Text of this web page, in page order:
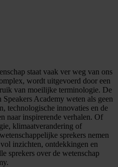
staat vaak ver weg van ons
wordt uitgevoerd door een
van moeilijke terminologie. De
Academy weten als geen
technologische innovaties en de
naar inspirerende verhalen. Of
klimaatverandering of
sprekers nemen
inzichten, ontdekkingen en
sprekers over de wetenschap